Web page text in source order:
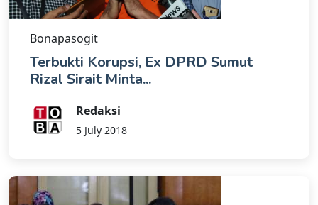
Bonapasogit
Terbukti Korupsi, Ex DPRD Sumut
Rizal Sirait Minta...
Redaksi
5 July 2018